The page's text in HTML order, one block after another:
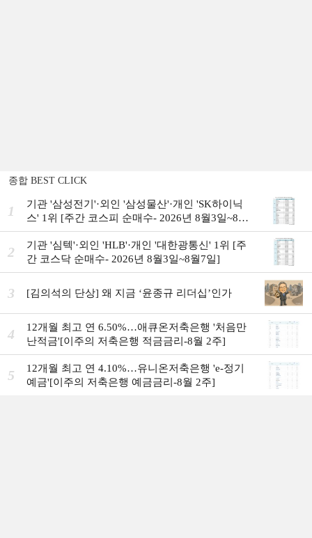
종합 BEST CLICK
1
기관 '삼성전기'·외인 '삼성물산'·개인 'SK하이닉
스' 1위 [주간 코스피 순매수- 2026년 8월3일~8월
7일]
2
기관 '심텍'·외인 'HLB'·개인 '대한광통신' 1위 [주
간 코스닥 순매수- 2026년 8월3일~8월7일]
3 [김의석의 단상] 왜 지금 ‘윤종규 리더십’인가
4
12개월 최고 연 6.50%…애큐온저축은행 '처음만
난적금'[이주의 저축은행 적금금리-8월 2주]
5
12개월 최고 연 4.10%…유니온저축은행 'e-정기
예금'[이주의 저축은행 예금금리-8월 2주]